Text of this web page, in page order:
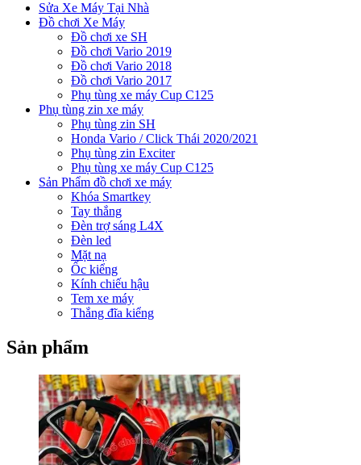
Sửa Xe Máy Tại Nhà
Đồ chơi Xe Máy
Đồ chơi xe SH
Đồ chơi Vario 2019
Đồ chơi Vario 2018
Đồ chơi Vario 2017
Phụ tùng xe máy Cup C125
Phụ tùng zin xe máy
Phụ tùng zin SH
Honda Vario / Click Thái 2020/2021
Phụ tùng zin Exciter
Phụ tùng xe máy Cup C125
Sản Phẩm đồ chơi xe máy
Khóa Smartkey
Tay thắng
Đèn trợ sáng L4X
Đèn led
Mặt nạ
Ốc kiểng
Kính chiếu hậu
Tem xe máy
Thắng đĩa kiểng
Sản phẩm